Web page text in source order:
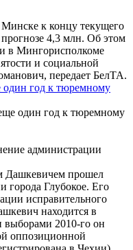
Минске к концу текущего
4,3 млн. Об этом
в Мингорисполкоме
и социальной
передает БелТА.
год к тюремному
администрации
Дашкевичем прошел
города Глубокое. Его
исправительного
находится в
выборами 2010-го он
оппозиционной